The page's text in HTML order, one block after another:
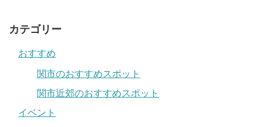
カテゴリー
おすすめ
関市のおすすめスポット
関市近郊のおすすめスポット
イベント